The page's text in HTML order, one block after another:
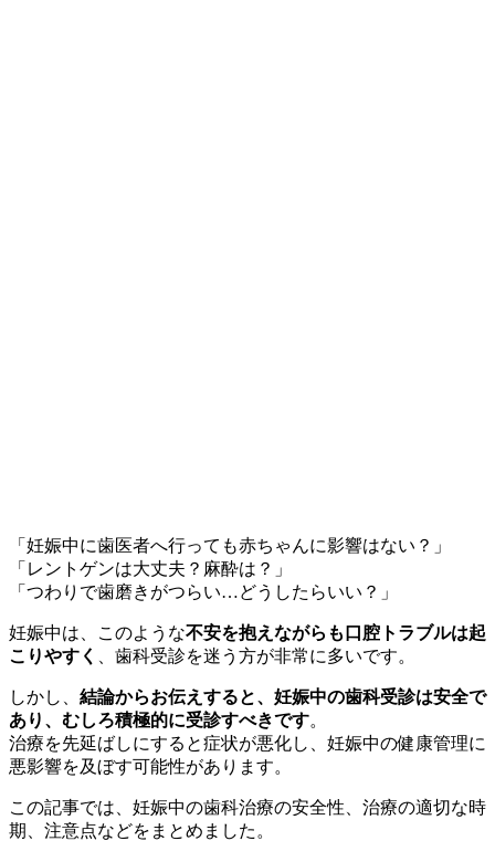
「妊娠中に歯医者へ行っても赤ちゃんに影響はない？」
「レントゲンは大丈夫？麻酔は？」
「つわりで歯磨きがつらい…どうしたらいい？」
妊娠中は、このような不安を抱えながらも口腔トラブルは起
こりやすく
、歯科受診を迷う方が非常に多いです。
しかし、 結論からお伝えすると、妊娠中の歯科受診は安全で
あり、むしろ積極的に受診すべきです。
治療を先延ばしにすると症状が悪化し、妊娠中の健康管理に
悪影響を及ぼす可能性があります。
この記事では、妊娠中の歯科治療の安全性、治療の適切な時
期、注意点などをまとめました。